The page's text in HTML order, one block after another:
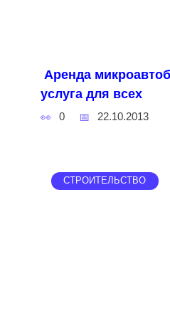
Аренда
услуга для всех
0 22.10.2013
СТРОИТЕЛЬСТВО